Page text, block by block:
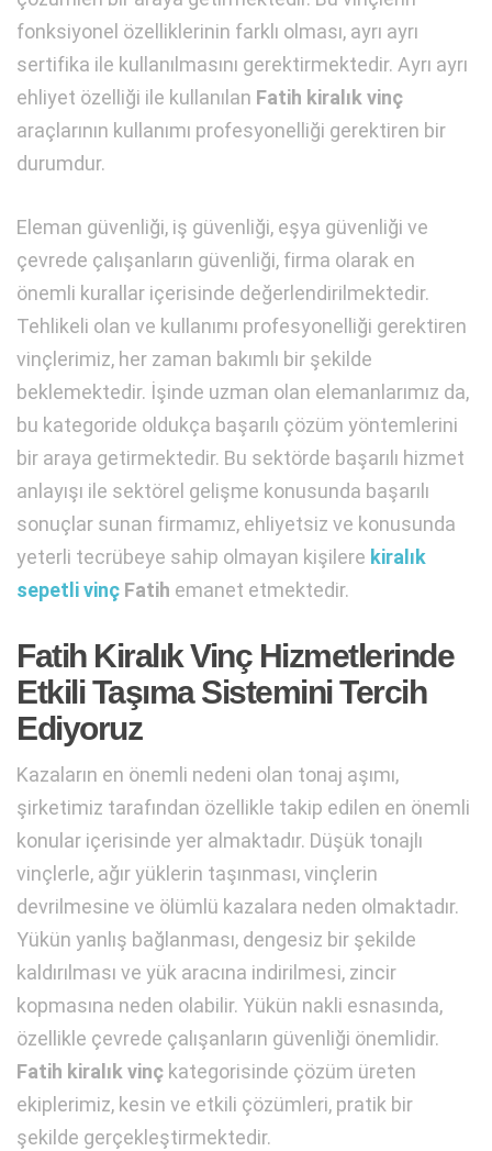
fonksiyonel özelliklerinin farklı olması, ayrı ayrı
sertifika ile kullanılmasını gerektirmektedir. Ayrı ayrı
ehliyet özelliği ile kullanılan Fatih kiralık vinç
araçlarının kullanımı profesyonelliği gerektiren bir
durumdur.
Eleman güvenliği, iş güvenliği, eşya güvenliği ve
çevrede çalışanların güvenliği, firma olarak en
önemli kurallar içerisinde değerlendirilmektedir.
Tehlikeli olan ve kullanımı profesyonelliği gerektiren
vinçlerimiz, her zaman bakımlı bir şekilde
beklemektedir. İşinde uzman olan elemanlarımız da,
bu kategoride oldukça başarılı çözüm yöntemlerini
bir araya getirmektedir. Bu sektörde başarılı hizmet
anlayışı ile sektörel gelişme konusunda başarılı
sonuçlar sunan firmamız, ehliyetsiz ve konusunda
yeterli tecrübeye sahip olmayan kişilere kiralık
sepetli vinç Fatih emanet etmektedir.
Fatih Kiralık Vinç Hizmetlerinde
Etkili Taşıma Sistemini Tercih
Ediyoruz
Kazaların en önemli nedeni olan tonaj aşımı,
şirketimiz tarafından özellikle takip edilen en önemli
konular içerisinde yer almaktadır. Düşük tonajlı
vinçlerle, ağır yüklerin taşınması, vinçlerin
devrilmesine ve ölümlü kazalara neden olmaktadır.
Yükün yanlış bağlanması, dengesiz bir şekilde
kaldırılması ve yük aracına indirilmesi, zincir
kopmasına neden olabilir. Yükün nakli esnasında,
özellikle çevrede çalışanların güvenliği önemlidir.
Fatih kiralık vinç kategorisinde çözüm üreten
ekiplerimiz, kesin ve etkili çözümleri, pratik bir
şekilde gerçekleştirmektedir.